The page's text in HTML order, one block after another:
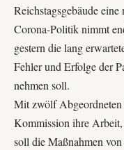
Reichstagsgebäude
Corona-Politik nimmt
gestern die lang
Fehler und Erfolge der
nehmen soll.
Mit zwölf Abgeordneten
Kommission ihre
soll die Maßnahmen